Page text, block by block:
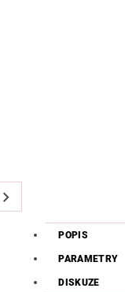
POPIS
PARAMETRY
DISKUZE